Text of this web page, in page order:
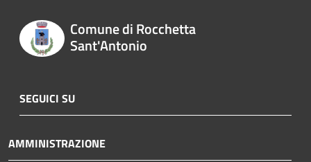
Comune di Rocchetta
Sant'Antonio
SEGUICI SU
AMMINISTRAZIONE